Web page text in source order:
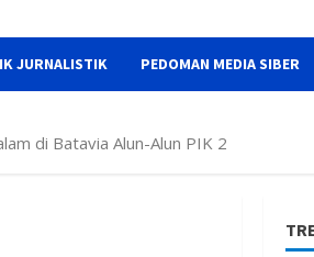
JURNALISTIK PEDOMAN MEDIA SIBER
di Batavia Alun-Alun PIK 2